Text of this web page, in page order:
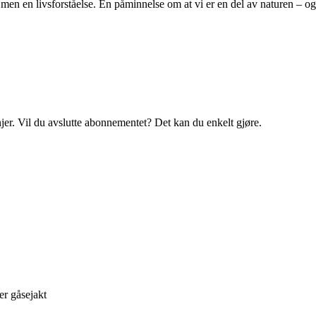
en livsforståelse. En påminnelse om at vi er en del av naturen –
Vil du avslutte abonnementet? Det kan du enkelt gjøre.
gåsejakt